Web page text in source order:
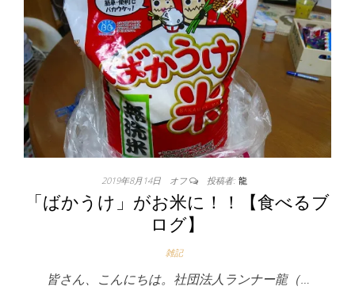
2019年8月14日 オフ 投稿者: 龍
「ばかうけ」がお米に！！【食べるブ
ログ】
雑記
皆さん、こんにちは。社団法人ランナー龍（…